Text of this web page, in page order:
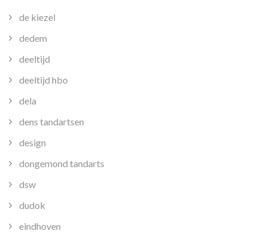
de kiezel
dedem
deeltijd
deeltijd hbo
dela
dens tandartsen
design
dongemond tandarts
dsw
dudok
eindhoven